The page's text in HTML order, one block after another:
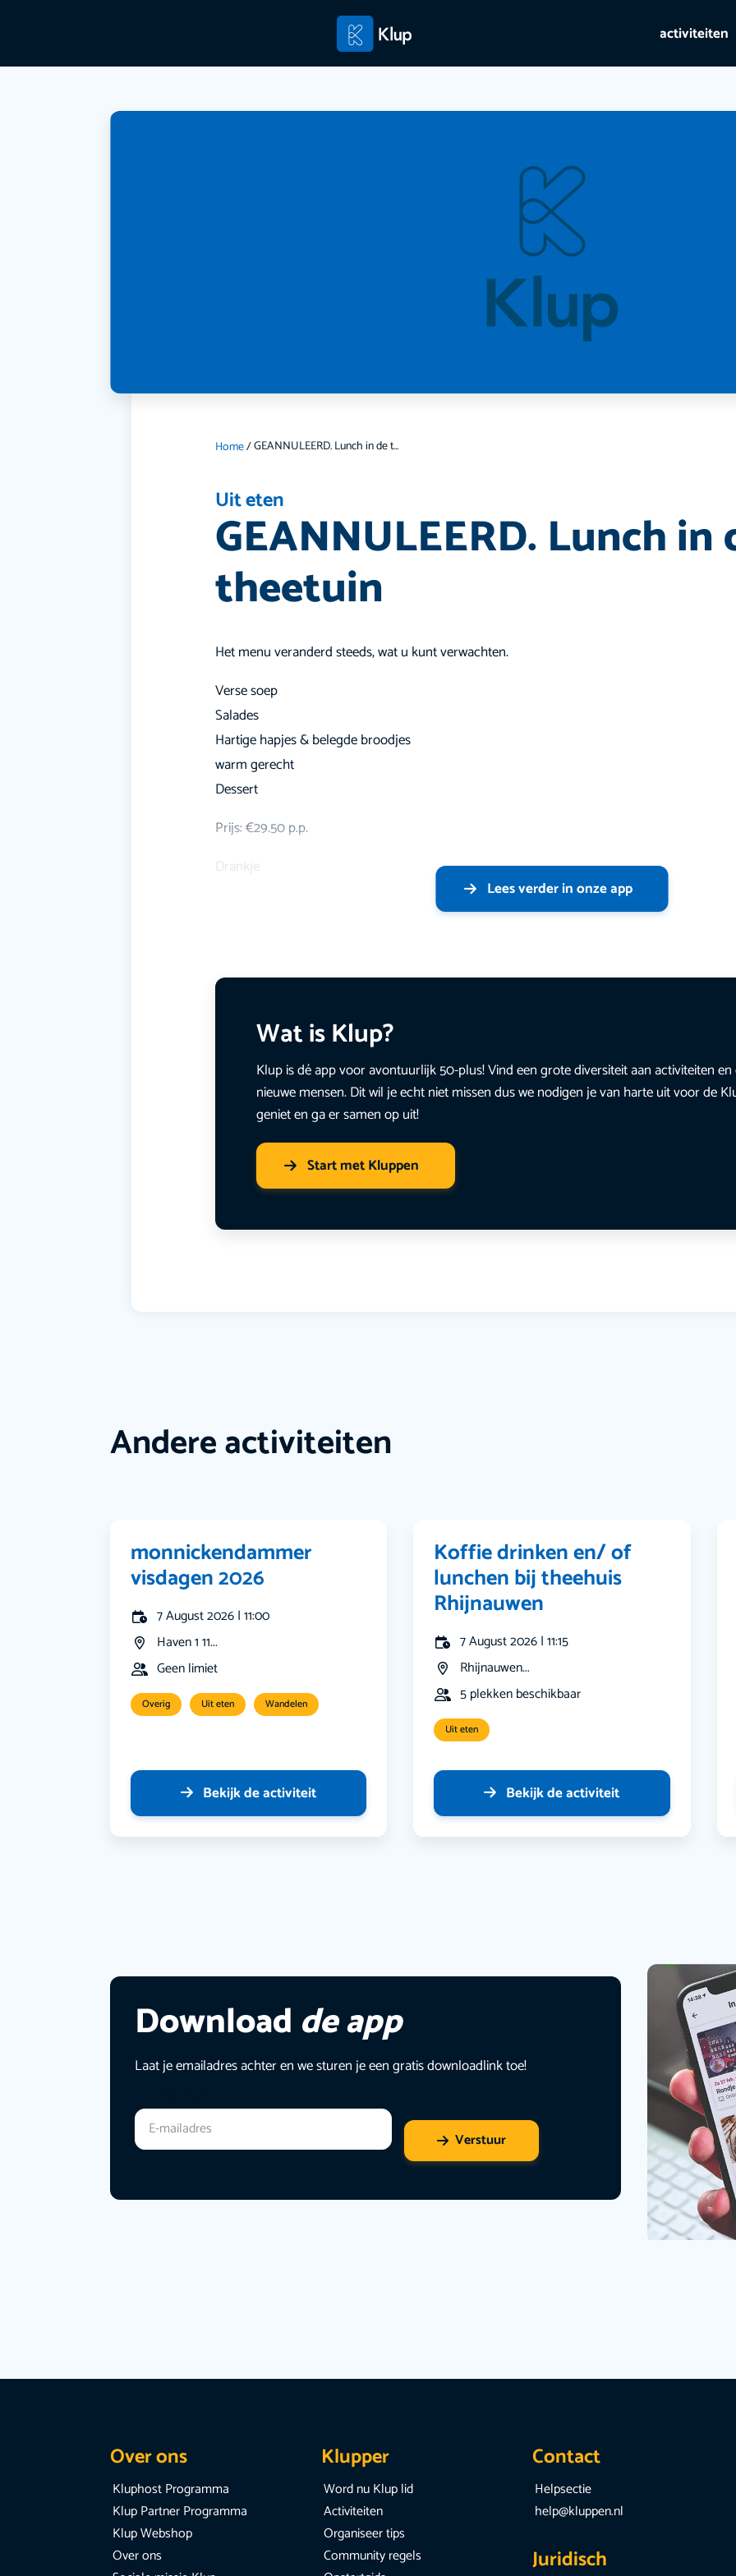
activiteiten
Home/ GEANNULEERD. Lunch in de theetuin
Uit eten
GEANNULEERD. Lunch in
theetuin
Het menu veranderd steeds, wat u kunt verwachten.
Verse soep
Salades
Hartige hapjes & belegde broodjes
warm gerecht
Dessert
Prijs: €29.50 p.p.
Drankje
Lees verder in onze app
Wat is Klup?
Klup is dé app voor avontuurlijk 50-plus! Vind een grote diversiteit aan activiteiten
nieuwe mensen. Dit wil je echt niet missen dus we nodigen je van harte uit voor de
geniet en ga er samen op uit!
Start met Kluppen
Andere activiteiten
monnickendammer
visdagen 2026
7 August 2026 | 11:00
Haven 1 11...
Geen limiet
Overig Uit eten Wandelen
Bekijk de activiteit
Koffie drinken en/ of
lunchen bij theehuis
Rhijnauwen
7 August 2026 | 11:15
Rhijnauwen...
5 plekken beschikbaar
Uit eten
Bekijk de activiteit
Download de app
Laat je emailadres achter en we sturen je een gratis downloadlink toe!
Verstuur
Over ons
Kluphost Programma
Klup Partner Programma
Klup Webshop
Over ons
Klupper
Word nu Klup lid
Activiteiten
Organiseer tips
Community regels
Contact
Helpsectie
help@kluppen.nl
Juridisch